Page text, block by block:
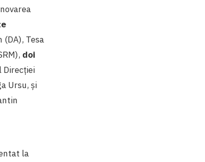
(DA), Tesa
doi
Direcției
Ursu, și
la